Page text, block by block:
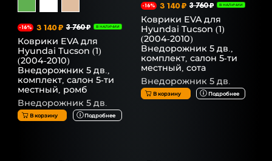
-16% 3 140 ₽ 3 760 ₽ В НАЛИЧИИ
Коврики EVA для
Hyundai Tucson (1)
(2004-2010)
Внедорожник 5 дв.,
комплект, салон 5-ти
местный, ромб
Внедорожник 5 дв.
В корзину Подробнее
-16% 3 140 ₽ 3 760 ₽ В НАЛИЧИИ
Коврики EVA для
Hyundai Tucson (1)
(2004-2010)
Внедорожник 5 дв.,
комплект, салон 5-ти
местный, сота
Внедорожник 5 дв.
В корзину Подробнее